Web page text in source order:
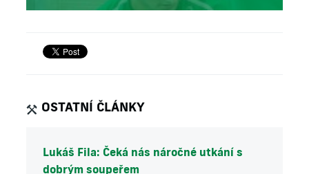
OSTATNÍ ČLÁNKY
Lukáš Fila: Čeká nás náročné utkání s
dobrým soupeřem